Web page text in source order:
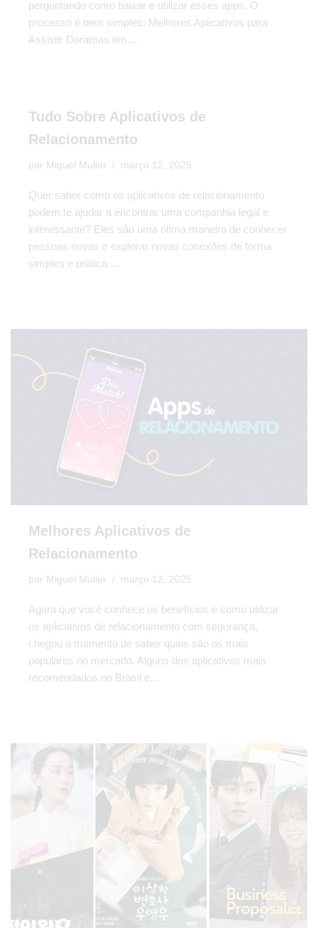
perguntando como baixar e utilizar esses apps. O
processo é bem simples: Melhores Aplicativos para
Assistir Doramas em…
Tudo Sobre Aplicativos de
Relacionamento
por Miguel Muller março 12, 2025
Quer saber como os aplicativos de relacionamento
podem te ajudar a encontrar uma companhia legal e
interessante? Eles são uma ótima maneira de conhecer
pessoas novas e explorar novas conexões de forma
simples e prática.…
Melhores Aplicativos de
Relacionamento
por Miguel Muller março 12, 2025
Agora que você conhece os benefícios e como utilizar
os aplicativos de relacionamento com segurança,
chegou o momento de saber quais são os mais
populares no mercado. Alguns dos aplicativos mais
recomendados no Brasil e…